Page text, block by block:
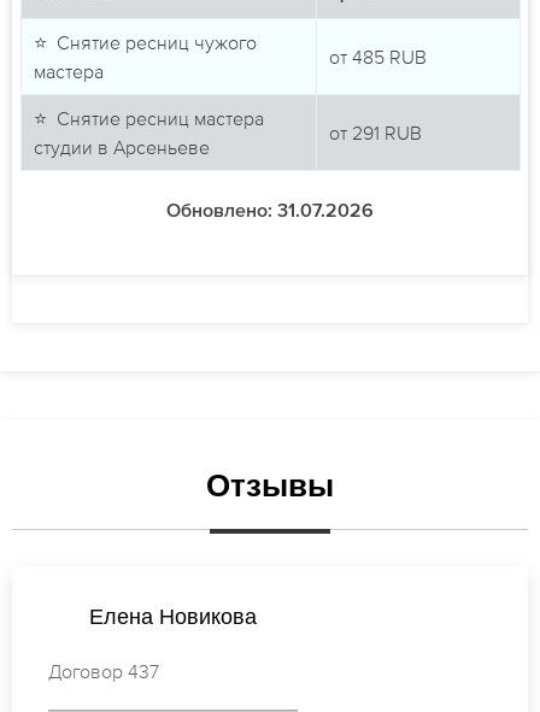
⭐ Снятие ресниц чужого
мастера
от 485 RUB
⭐ Снятие ресниц мастера
студии в Арсеньеве
от 291 RUB
Обновлено: 31.07.2026
Отзывы
Виктория Соколова
Договор 620